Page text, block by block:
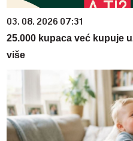
03. 08. 2026 07:31
25.000 kupaca već kupuje
više